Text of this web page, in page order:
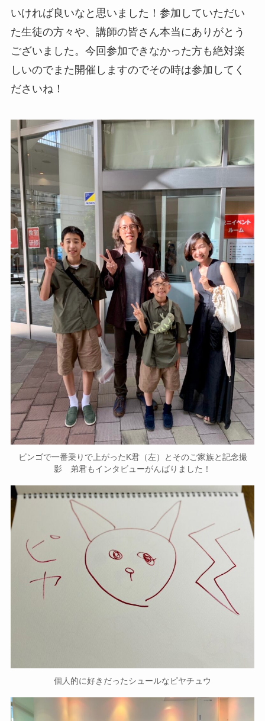
いければ良いなと思いました！参加していただい
た生徒の方々や、講師の皆さん本当にありがとう
ございました。今回参加できなかった方も絶対楽
しいのでまた開催しますのでその時は参加してく
ださいね！
ビンゴで一番乗りで上がったK君（左）とそのご家族と記念撮
影 弟君もインタビューがんばりました！
個人的に好きだったシュールなピヤチュウ